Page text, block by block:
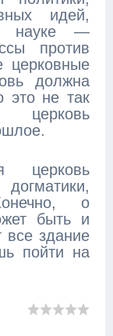
идей,
науке —
против
церковные
должна
это не так
церковь
церковь
о
быть и
все здание
пойти на